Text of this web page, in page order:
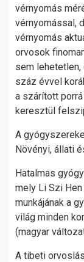
vérnyomás
vérnyomással,
vérnyomás
orvosok
sem
száz évvel
a szárított
keresztül
A
Növényi, állati
Hatalmas
mely Li Szi
munkájának a
világ minden
(magyar
A tibeti